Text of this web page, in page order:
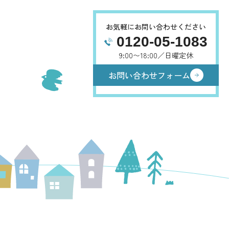
お気軽にお問い合わせください
0120-05-1083
9:00〜18:00／日曜定休
お問い合わせフォーム